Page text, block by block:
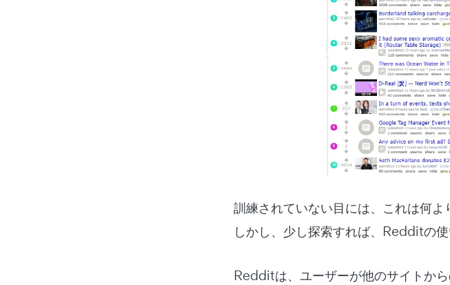
訓練されていない目には、これは何
しかし、少し探索すれば、Redditの
Redditは、ユーザーが他のサイトか